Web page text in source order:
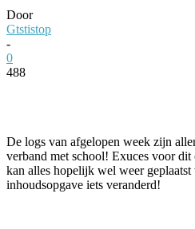
Door
Gtstistop
-
0
488
De logs van afgelopen week zijn
verband met school! Exuces voor
kan alles hopelijk wel weer
inhoudsopgave iets veranderd!